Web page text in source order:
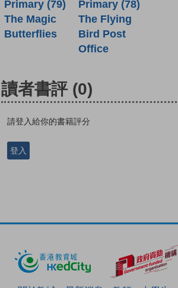
Primary (79)
The Magic
Butterflies
Primary (78)
The Flying
Bird Post
Office
讀者書評 (0)
請登入給你的書籍評分
登入